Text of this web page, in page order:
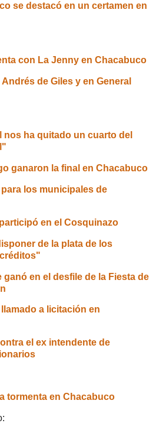
se destacó en un certamen en
con La Jenny en Chacabuco
de Giles y en General
ha quitado un cuarto del
ganaron la final en Chacabuco
los municipales de
en el Cosquinazo
de la plata de los
ganó en el desfile de la Fiesta de
a licitación en
el ex intendente de
tormenta en Chacabuco